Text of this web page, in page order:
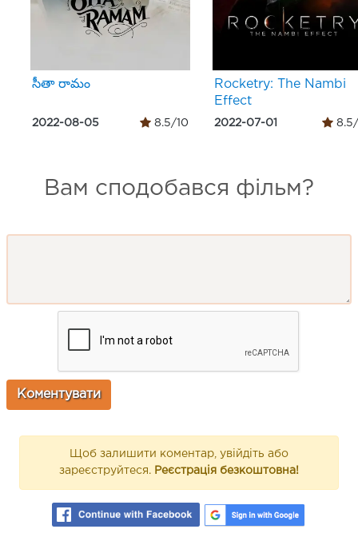
సీతా రామం
2022-08-05 8.5/10
Rocketry: The Nambi
Effect
2022-07-01 8.5/
Вам сподобався фільм?
Щоб залишити коментар, увійдіть або
зареєструйтеся. Реєстрація безкоштовна!